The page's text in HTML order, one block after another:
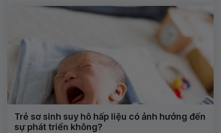
Trẻ sơ sinh suy hô hấp liệu có ảnh hưởng đến
sự phát triển không?